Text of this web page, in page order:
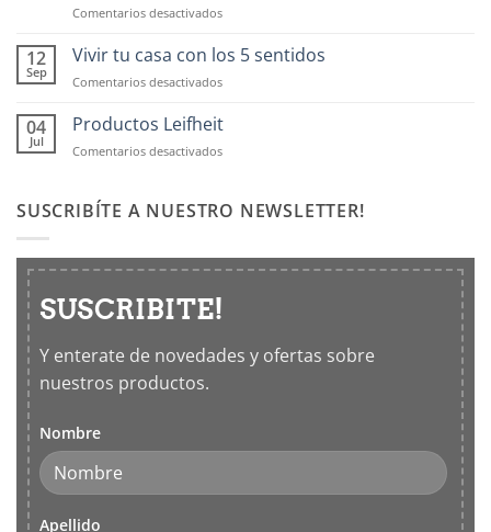
Comentarios desactivadosen
OXO:
hermticos
cocina
12
Sep
Vivir tu casa con los 5 sentidos
Comentarios desactivadosen
tu
con
sentidos
04
Jul
Productos Leifheit
Comentarios desactivadosen
SUSCRIBÍTE A NUESTRO NEWSLETTER!
SUSCRIBITE!
Y enterate de novedades y ofertas sobre
nuestros productos.
Nombre
Apellido